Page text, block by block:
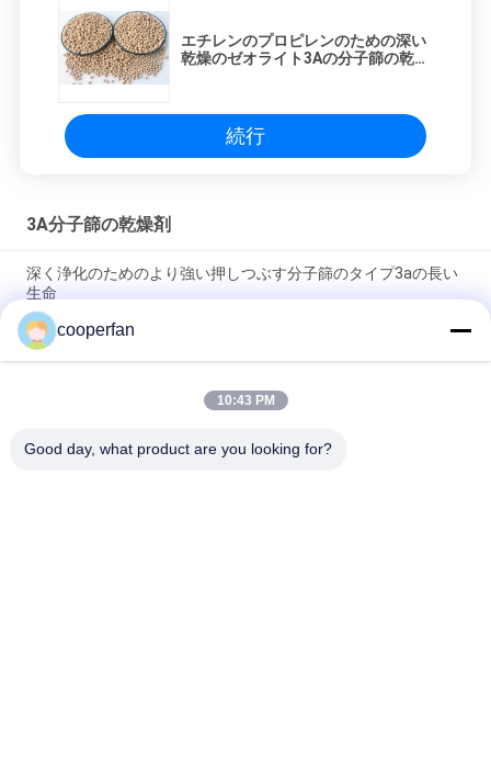
エチレンのプロピレンのための深い
乾燥のゼオライト3Aの分子篩の乾燥
続行
3A分子篩の乾燥剤
深く浄化のためのより強い押しつぶす分子篩のタイプ3aの長い
生命
25KG/Bag 3Aの分子篩の乾燥性があるAluminasilicateのゼオラ
イト
分子篩のタイプ3Aのアルミナのケイ酸塩の圧縮強さを乾燥する
cooperfan
10:43 PM
Good day, what product are you looking for?